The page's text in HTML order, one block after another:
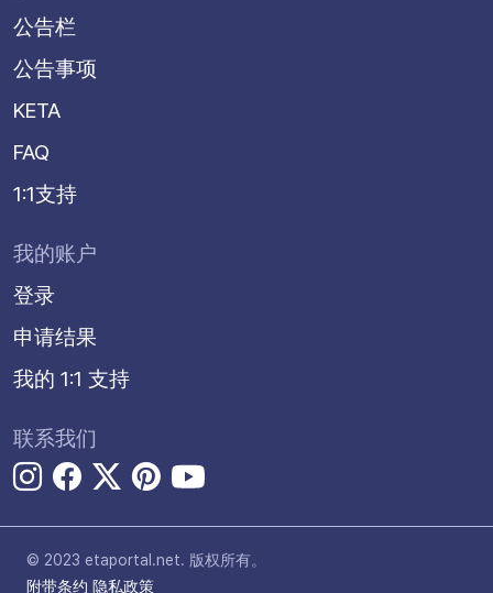
公告栏
公告事项
KETA
FAQ
1:1支持
我的账户
登录
申请结果
我的 1:1 支持
联系我们
© 2023 etaportal.net. 版权所有。
附带条约 隐私政策